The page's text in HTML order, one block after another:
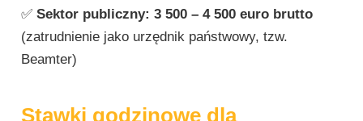
✅Sektor publiczny: 3 500 – 4 500 euro brutto
(zatrudnienie jako urzędnik państwowy, tzw.
Beamter)
Stawki godzinowe dla